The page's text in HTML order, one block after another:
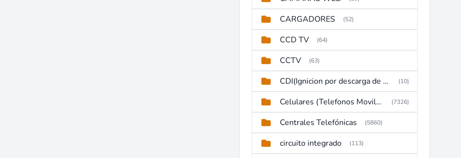
CARGADORES (52)
CCD TV (64)
CCTV (63)
CDI(Ignicion por descarga de capacitor) (10)
Celulares (Telefonos Moviles) (7326)
Centrales Telefónicas (5860)
circuito integrado (113)